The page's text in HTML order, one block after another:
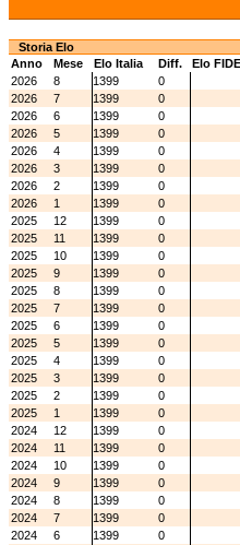
Storia Elo
Anno
Mese Elo Italia Diff. Elo FIDE
2026
8 1399
0
2026
7 1399
0
2026
6 1399
0
2026
5 1399
0
2026
4 1399
0
2026
3 1399
0
2026
2 1399
0
2026
1 1399
0
2025
12 1399
0
2025
11 1399
0
2025
10 1399
0
2025
9 1399
0
2025
8 1399
0
2025
7 1399
0
2025
6 1399
0
2025
5 1399
0
2025
4 1399
0
2025
3 1399
0
2025
2 1399
0
2025
1 1399
0
2024
12 1399
0
2024
11 1399
0
2024
10 1399
0
2024
9 1399
0
2024
8 1399
0
2024
7 1399
0
2024
6 1399
0